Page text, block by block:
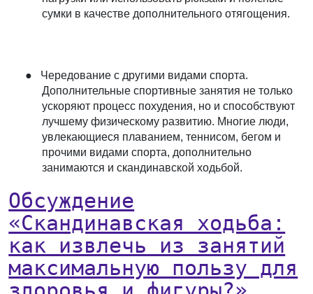
сумки в качестве дополнительного отягощения.
● Чередование с другими видами спорта.
Дополнительные спортивные занятия не только
ускоряют процесс похудения, но и способствуют
лучшему физическому развитию. Многие люди,
увлекающиеся плаванием, теннисом, бегом и
прочими видами спорта, дополнительно
занимаются и скандинавской ходьбой.
Обсуждение
«Скандинавская ходьба:
как извлечь из занятий
максимальную пользу для